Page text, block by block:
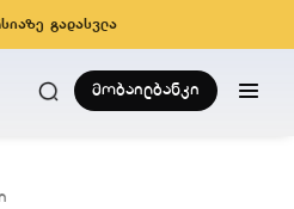
გადასვლა
მობაილბანკი